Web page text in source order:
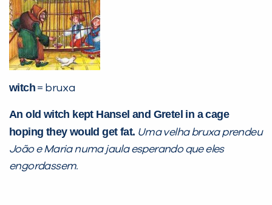
witch = bruxa
An old witch kept Hansel and Gretel in a cage
hoping they would get fat. Uma velha bruxa prendeu
João e Maria numa jaula esperando que eles
engordassem.